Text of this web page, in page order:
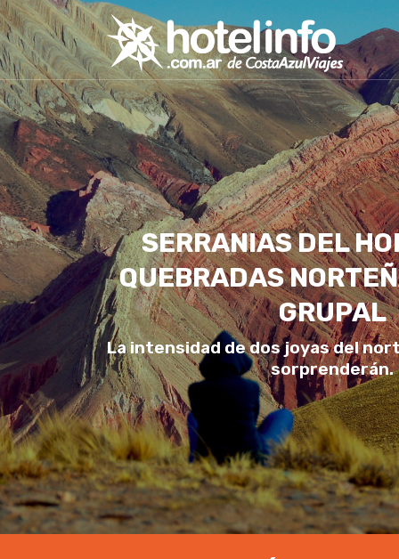
SERRANIAS DEL
QUEBRADAS
GRUPAL
La intensidad de dos joyas del
sorprenderán.